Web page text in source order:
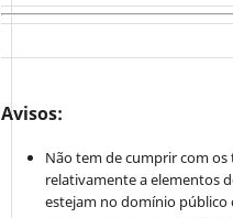
Avisos:
Não tem de cumprir com os
relativamente a elementos
estejam no domínio público